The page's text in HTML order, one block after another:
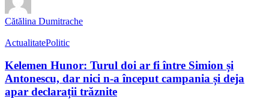
Cătălina Dumitrache
ActualitatePolitic
Kelemen Hunor: Turul doi ar fi între Simion și
Antonescu, dar nici n-a început campania și deja
apar declarații trăznite